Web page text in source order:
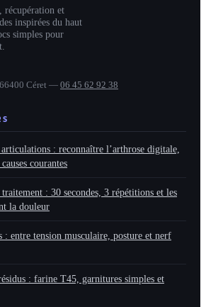
récupération et
inspirées du haut
simples pour
Céret — 06 45 62 92 38
: reconnaître l’arthrose digitale,
courantes
: 30 secondes, 3 répétitions et les
la douleur
: entre tension musculaire, posture et nerf
: farine T45, garnitures simples et